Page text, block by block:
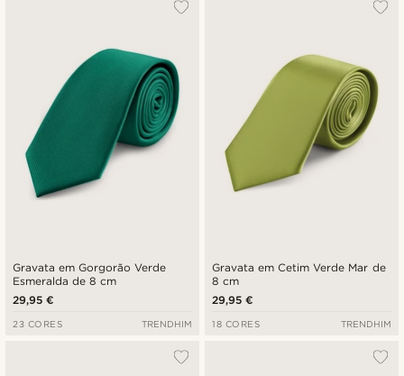
Gravata em Gorgorão Verde
Esmeralda de 8 cm
29,95 €
23 CORES TRENDHIM
Gravata em Cetim Verde Mar de
8 cm
29,95 €
18 CORES TRENDHIM